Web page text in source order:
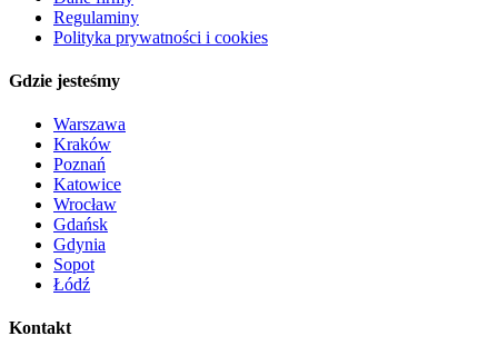
Regulaminy
Polityka prywatności i cookies
Gdzie jesteśmy
Warszawa
Kraków
Poznań
Katowice
Wrocław
Gdańsk
Gdynia
Sopot
Łódź
Kontakt